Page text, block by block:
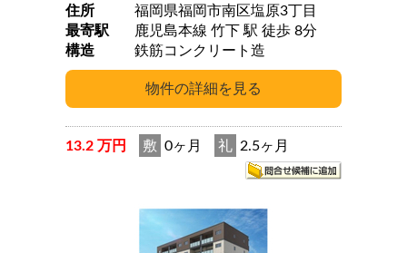
住所
福岡県福岡市南区塩原3丁目
最寄駅
鹿児島本線 竹下 駅 徒歩 8分
構造
鉄筋コンクリート造
13.2 万円 敷 0ヶ月 礼 2.5ヶ月